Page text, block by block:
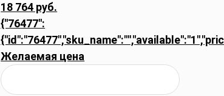
18 764 руб.
{"76477":
Желаемая цена